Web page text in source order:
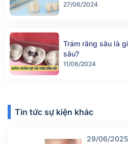
27/06/2024
Trám răng sâu là
sâu?
11/06/2024
Tin tức sự kiện khác
29/06/2025